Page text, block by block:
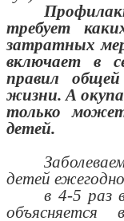
требует
затратных
включает в
правил
жизни. А
только
детей.
детей ежегодно
в 4-5 раз
объясняется